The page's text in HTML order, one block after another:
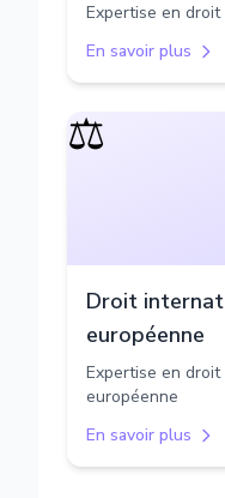
Expertise en droit
En savoir plus
⚖️
Droit
européenne
Expertise en
européenne
En savoir plus